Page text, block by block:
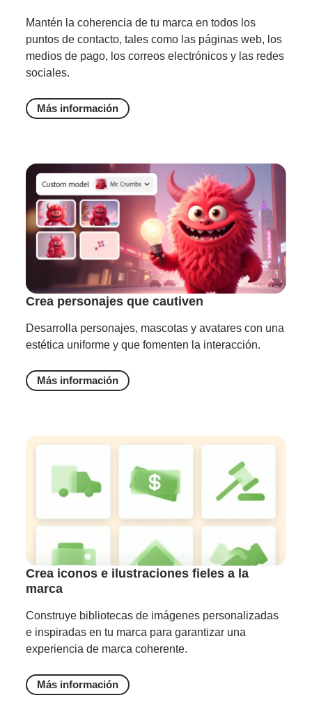
Mantén la coherencia de tu marca en todos los
puntos de contacto, tales como las páginas web, los
medios de pago, los correos electrónicos y las redes
sociales.
Más información
Crea personajes que cautiven
Desarrolla personajes, mascotas y avatares con una
estética uniforme y que fomenten la interacción.
Más información
Crea iconos e ilustraciones fieles a la
marca
Construye bibliotecas de imágenes personalizadas
e inspiradas en tu marca para garantizar una
experiencia de marca coherente.
Más información